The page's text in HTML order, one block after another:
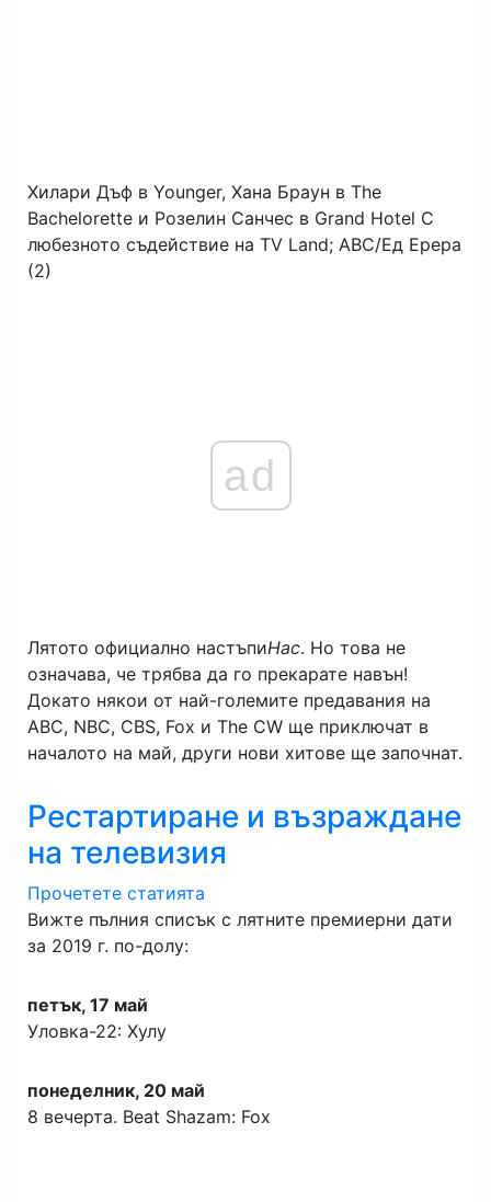
Хилари Дъф в Younger, Хана Браун в The
Bachelorette и Розелин Санчес в Grand Hotel С
любезното съдействие на TV Land; ABC/Ед Ерера
(2)
ad
Лятото официално настъпиНас. Но това не
означава, че трябва да го прекарате навън!
Докато някои от най-големите предавания на
ABC, NBC, CBS, Fox и The CW ще приключат в
началото на май, други нови хитове ще започнат.
Рестартиране и възраждане
на телевизия
Прочетете статията
Вижте пълния списък с лятните премиерни дати
за 2019 г. по-долу:
петък, 17 май
Уловка-22: Хулу
понеделник, 20 май
8 вечерта. Beat Shazam: Fox